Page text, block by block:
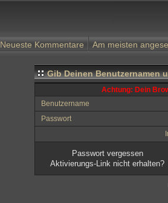
Neueste Kommentare Am meisten
Gib Deinen Benutzernamen
Achtung: Dein
Benutzername
Passwort
Passwort vergessen
Aktivierungs-Link nicht erhalten?